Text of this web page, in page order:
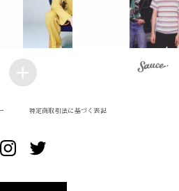
特定商取引法に基づく表記